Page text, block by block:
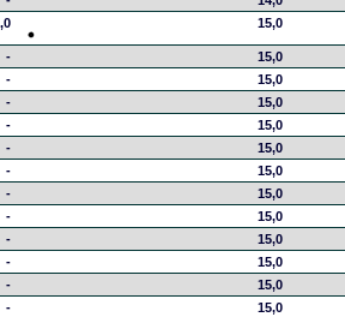
15,0
-
15,0
-
15,0
-
15,0
-
15,0
-
15,0
-
15,0
-
15,0
-
15,0
-
15,0
-
15,0
-
15,0
-
15,0